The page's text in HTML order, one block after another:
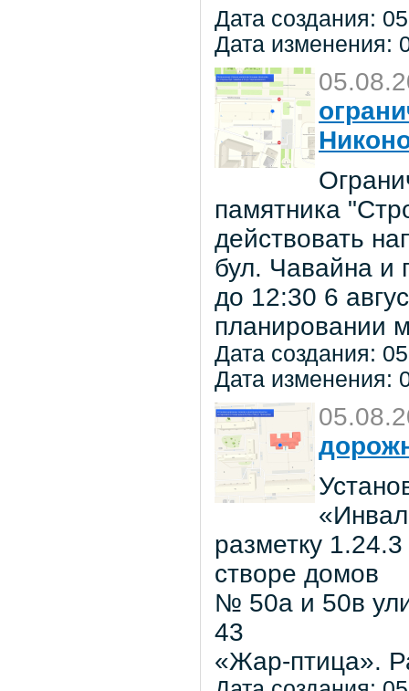
Дата создания:
Дата изменения:
памятника
действовать
бул. Чавайна и
до 12:30 6
планировании
Дата создания:
Дата изменения:
разметку
створе домов
№ 50а и 50в
43
«Жар-птица».